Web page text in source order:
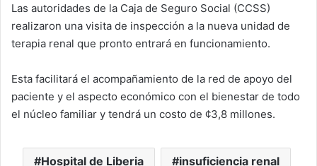
Las autoridades de la Caja de Seguro Social (CCSS)
realizaron una visita de inspección a la nueva unidad de
terapia renal que pronto entrará en funcionamiento.
Esta facilitará el acompañamiento de la red de apoyo del
paciente y el aspecto económico con el bienestar de todo
el núcleo familiar y tendrá un costo de ¢3,8 millones.
Hospital de Liberia insuficiencia renal